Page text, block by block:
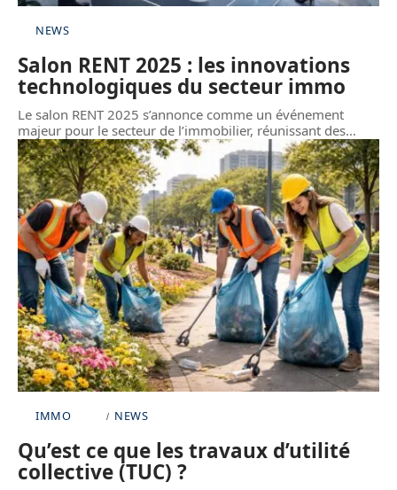
NEWS
Salon RENT 2025 : les innovations
technologiques du secteur immo
Le salon RENT 2025 s’annonce comme un événement
majeur pour le secteur de l’immobilier, réunissant des…
IMMO NEWS
Qu’est ce que les travaux d’utilité
collective (TUC) ?